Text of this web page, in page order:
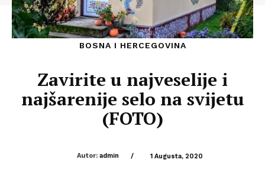
BOSNA I HERCEGOVINA
Zavirite u najveselije i
najšarenije selo na svijetu
(FOTO)
Autor: admin / 1 Augusta, 2020